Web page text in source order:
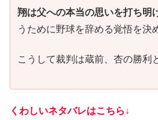
翔は父への本当の思いを打ち明
うために野球を辞める覚悟を決
こうして裁判は蔵前、杏の勝利
くわしいネタバレはこちら↓